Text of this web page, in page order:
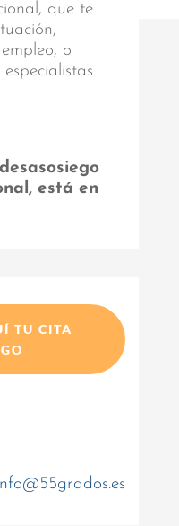
que te
o
está en
TU CITA